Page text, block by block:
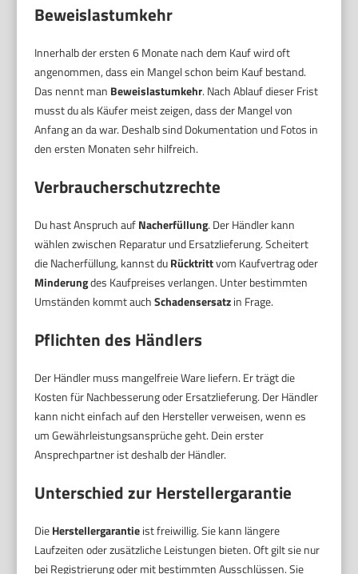
Beweislastumkehr
Innerhalb der ersten 6 Monate nach dem Kauf wird oft
angenommen, dass ein Mangel schon beim Kauf bestand.
Das nennt man Beweislastumkehr. Nach Ablauf dieser Frist
musst du als Käufer meist zeigen, dass der Mangel von
Anfang an da war. Deshalb sind Dokumentation und Fotos in
den ersten Monaten sehr hilfreich.
Verbraucherschutzrechte
Du hast Anspruch aufNacherfüllung. Der Händler kann
wählen zwischen Reparatur und Ersatzlieferung. Scheitert
die Nacherfüllung, kannst duRücktrittvom Kaufvertrag oder
Minderungdes Kaufpreises verlangen. Unter bestimmten
Umständen kommt auchSchadensersatzin Frage.
Pflichten des Händlers
Der Händler muss mangelfreie Ware liefern. Er trägt die
Kosten für Nachbesserung oder Ersatzlieferung. Der Händler
kann nicht einfach auf den Hersteller verweisen, wenn es
um Gewährleistungsansprüche geht. Dein erster
Ansprechpartner ist deshalb der Händler.
Unterschied zur Herstellergarantie
DieHerstellergarantieist freiwillig. Sie kann längere
Laufzeiten oder zusätzliche Leistungen bieten. Oft gilt sie nur
bei Registrierung oder mit bestimmten Ausschlüssen. Sie